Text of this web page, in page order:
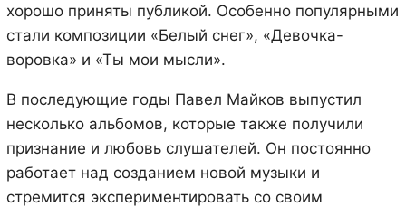
хорошо приняты публикой. Особенно популярными
стали композиции «Белый снег», «Девочка-
воровка» и «Ты мои мысли».
В последующие годы Павел Майков выпустил
несколько альбомов, которые также получили
признание и любовь слушателей. Он постоянно
работает над созданием новой музыки и
стремится экспериментировать со своим